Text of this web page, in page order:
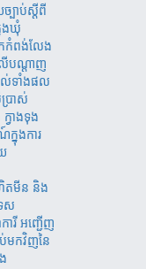
បាប់ស្តីពី
ងឃុំ
កំពង់លែង
បណ្តាញ
ល់ទាំងផល
រាស់
ាងទុង
នុងការ
តមីន និង
ស
ារី អញ្ជើញ
មកវិញនៃ